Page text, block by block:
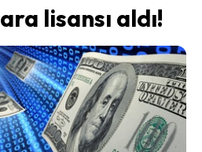
lisansı aldı!